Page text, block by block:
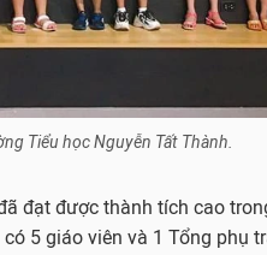
Tiểu học Nguyễn Tất Thành.
đạt được thành tích cao
5 giáo viên và 1 Tổng phụ